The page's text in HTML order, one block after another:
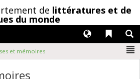
de littératures et de
du monde
Liens
Langues
et mémoires